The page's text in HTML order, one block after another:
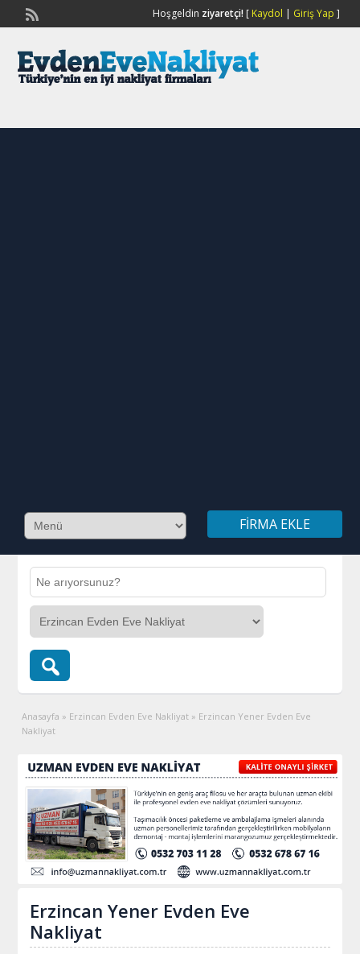
Hoşgeldin ziyaretçi![ Kaydol | Giriş Yap ]
FIRMA EKLE
Anasayfa » Erzincan Evden Eve Nakliyat » Erzincan Yener Evden Eve
Nakliyat
Erzincan Yener Evden Eve
Nakliyat